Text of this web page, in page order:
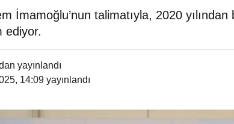
İmamoğlu’nun talimatıyla, 2020
ediyor.
yayınlandı
14:09 yayınlandı